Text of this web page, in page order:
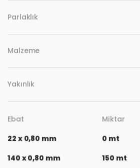
Parlaklık
Malzeme
Yakınlık
Ebat Miktar
22 x 0,80 mm
0 mt
140 x 0,80 mm
150 mt